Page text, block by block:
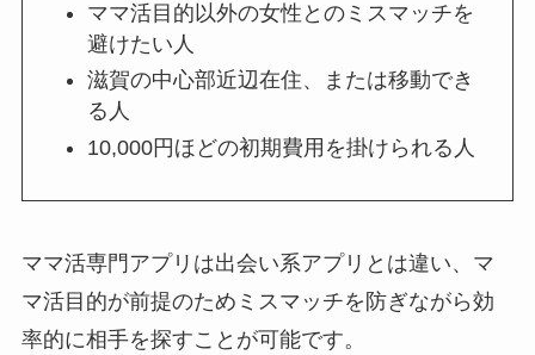
ママ活目的以外の女性とのミスマッチを
避けたい人
滋賀の中心部近辺在住、または移動でき
る人
10,000円ほどの初期費用を掛けられる人
ママ活専門アプリは出会い系アプリとは違い、マ
マ活目的が前提のためミスマッチを防ぎながら効
率的に相手を探すことが可能です。